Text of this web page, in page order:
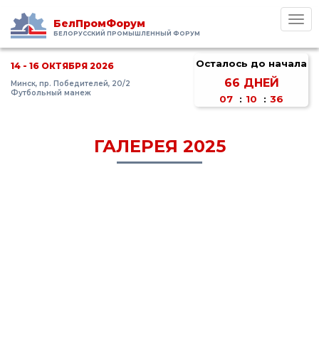
БелПромФорум
БЕЛОРУССКИЙ ПРОМЫШЛЕННЫЙ ФОРУМ
14 - 16 ОКТЯБРЯ 2026
Минск, пр. Победителей, 20/2
Футбольный манеж
Осталось до начала
66 ДНЕЙ
07 : 10 : 36
ГАЛЕРЕЯ 2025